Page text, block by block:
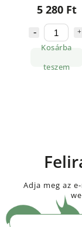
5 280 Ft
Kosárba
teszem
Adja meg az